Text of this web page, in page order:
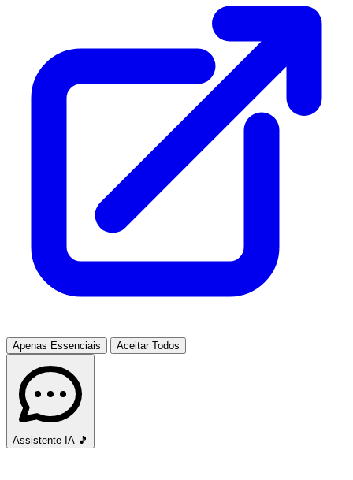
Apenas Essenciais Aceitar Todos
Assistente IA 🎵